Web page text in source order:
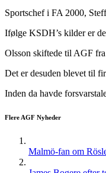
Sportschef i FA 2000,
Ifølge KSDH’s kilder er
Olsson skiftede til AGF
Det er desuden blevet til
Inden da havde
Flere AGF Nyheder
Malmö-fan om